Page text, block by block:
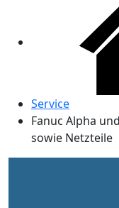
Service
Fanuc Alpha
sowie Netzteile